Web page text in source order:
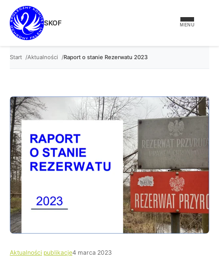
treści
SKOF
MENU
Start Aktualności Raport o stanie Rezerwatu 2023
Aktualności publikacje4 marca 2023